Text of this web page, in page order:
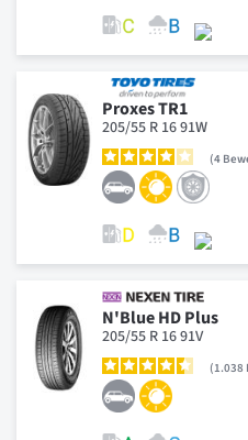
Proxes TR1
205/55 R 16 91W
4
N'Blue HD Plus
205/55 R 16 91V
1.038